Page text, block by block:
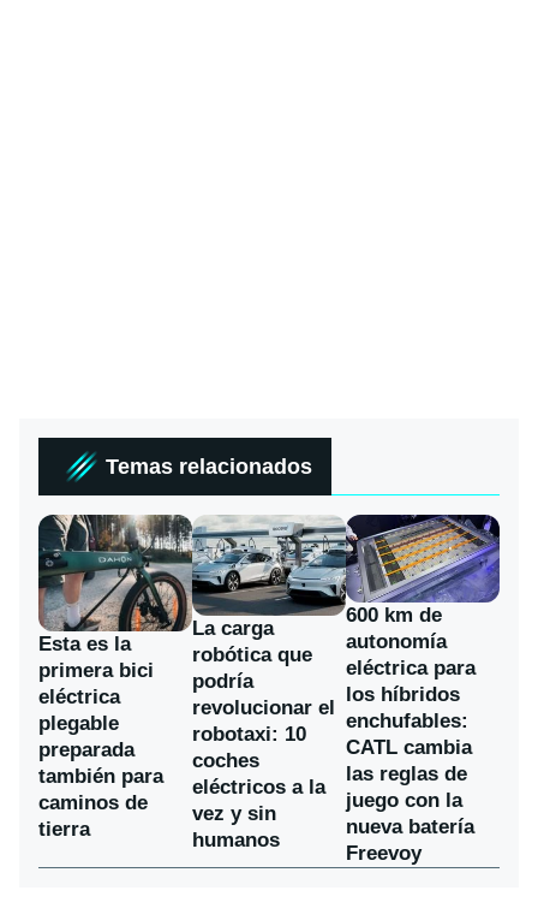
Temas relacionados
Esta es la
primera bici
eléctrica
plegable
preparada
también para
caminos de
tierra
La carga
robótica que
podría
revolucionar el
robotaxi: 10
coches
eléctricos a la
vez y sin
humanos
600 km de
autonomía
eléctrica para
los híbridos
enchufables:
CATL cambia
las reglas de
juego con la
nueva batería
Freevoy